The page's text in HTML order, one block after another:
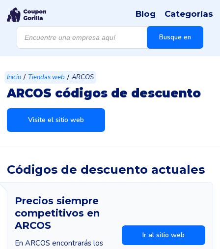
Búsqueda
productos
Busque en
Blog Categorías
Inicio / Tiendas web / ARCOS
ARCOS códigos de descuento
Visite el sitio web
Códigos de descuento actuales
Precios siempre
competitivos en
ARCOS
En ARCOS encontrarás los
Ir al sitio web